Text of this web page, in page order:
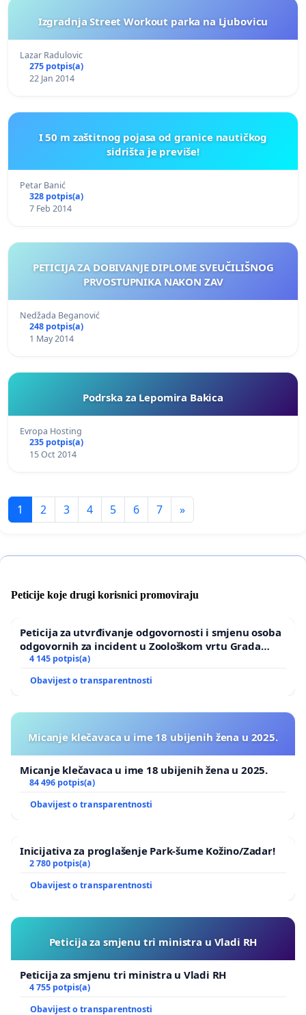
Izgradnja Street Workout parka na Ljubovicu
Lazar Radulovic
275 potpis(a)
22 Jan 2014
I 50 m zaštitnog pojasa od granice nautičkog
sidrišta je previše!
Petar Banić
328 potpis(a)
7 Feb 2014
PETICIJA ZA DOBIVANJE DIPLOME SVEUČILIŠNOG
PRVOSTUPNIKA NAKON ZAV
Nedžada Beganović
248 potpis(a)
1 May 2014
Podrska za Lepomira Bakica
Evropa Hosting
235 potpis(a)
15 Oct 2014
1 2 3 4 5 6 7 »
Peticije koje drugi korisnici promoviraju
Peticija za utvrđivanje odgovornosti i smjenu osoba
odgovornih za incident u Zoološkom vrtu Grada
Zagreba
4 145 potpis(a)
Obavijest o transparentnosti
Micanje klečavaca u ime 18 ubijenih žena u 2025.
Micanje klečavaca u ime 18 ubijenih žena u 2025.
84 496 potpis(a)
Obavijest o transparentnosti
Inicijativa za proglašenje Park-šume Kožino/Zadar!
2 780 potpis(a)
Obavijest o transparentnosti
Peticija za smjenu tri ministra u Vladi RH
Peticija za smjenu tri ministra u Vladi RH
4 755 potpis(a)
Obavijest o transparentnosti